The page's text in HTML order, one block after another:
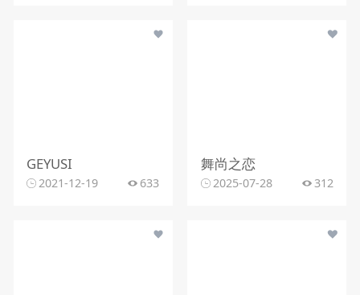
GEYUSI
2021-12-19 633
舞尚之恋
2025-07-28 312